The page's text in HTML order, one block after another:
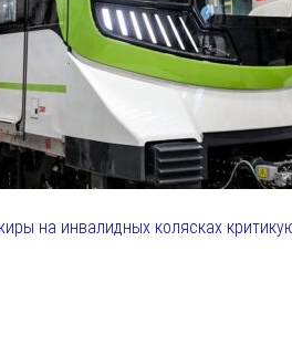
на инвалидных колясках